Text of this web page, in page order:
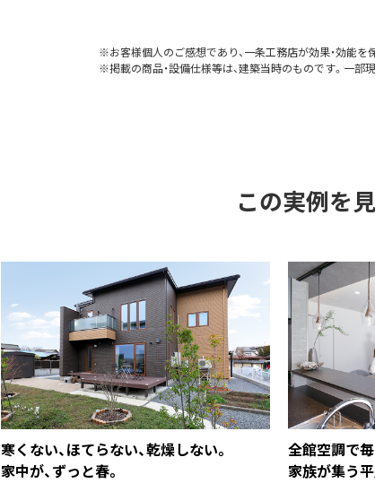
※お客様個人のご感想であり、一条工務店が効果・効能を
※掲載の商品・設備仕様等は、建築当時のものです。一部
この実例を
寒くない、ほてらない、乾燥しない。
家中が、ずっと春。
全館空調で
家族が集う平